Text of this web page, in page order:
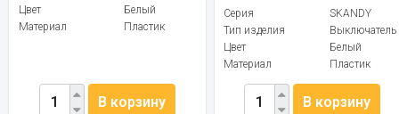
Цвет
Белый
Материал
Пластик
В корзину
Серия
SKANDY
Тип изделия
Выключатель
Цвет
Белый
Материал
Пластик
В корзину